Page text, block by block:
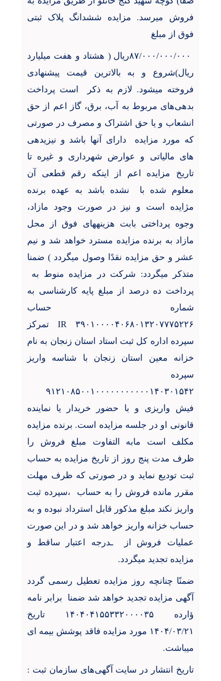
فروش میرسد. مزایده ششدانگ پلاک ثبتی
فوق از مبلغ
۸۷/۰۰۰/۰۰۰/۰۰۰ریال ( هشتاد و هفت میلیارد
ریال)شروع و به بالاترین قیمت پیشنهادی
فروخته میشود. لازم به ذکر
است پرداخت
بدهی‌های مربوط به آب، برق، گاز اعم از حق
انشعاب و یا حق اشتراک و مصرف در صورتی
که مورد مزایده
دارای آنها باشد و نیزیدهی
های مالیاتی و عوارض شهرداری و غیره تا
تاریخ مزایده اعم از اینکه رقم قطعی آن
معلوم شده با
نشده باشد به عهده برنده
مژایده است و نیز در صورت وجود مازاد،
وجوه پرداختی بابت هزینههای فوق از محل
مازاد به برنده مزایده مسترد خواهد شد و نیم
عشر و حق مزایده نقدًا وصول میگردد ) ضمنا
متذکر میگردد: شرکت در مزایده منوط به
پرداخت ده درصد از مبلغ پایه کارشناسی به
شماره حساب
۳۹۰۱۰۰۰۰۴۰۶۸۰۱۳۲۰۷۷۷۵۲۲۶ IR تمرکز
سپرده اداره کل ثبت استاد استان زنجان به نام
خزانه معین استان زنجان با شناسه واریز
سپرده
۹۱۲۱۰۸۵۰۰۱۰۰۰۰۰۰۰۰۰۰۰۱۴۰۳۰۱۵۴۲
فیش واریزی و با حضور خریدار یا نماینده
قانونی او در جلسه مزایده است. برنده مزایده
مکلف است مابه التفاوت مبلغ فروش را
ظرف مدت پنج روز از تاریخ مزایده به حساب
ثبت تودیع نماید و در صورتی که ظرف مهلت
مقرر مانده فروش را به حساب
،سپرده ثبت
واریز نکند مبلغ مذکور قابل استرداد نبوده و به
حساب خزانه واریز خواهد شد و در این صورت
عملیات فروش از
ـدرجه اعتبار ساقط و
مزایده تجدید میگردد.
ضمنًا چنانچه روز مزایده تعطیل رسمی گردد
آگهی مزایده تجدید خواهد شد ضمنا
برابر نامه
ؤارده ۱۴۰۴۰۴۱۵۵۳۳۲۰۰۰۰۳۵ تاریخ
۱۴۰۴/۰۳/۲۱ مورد مزایده فاقد پوشش بیمه ای
میباشت.
تاریخ انتشار در سایت آگهی‌های سازمان ثبت :